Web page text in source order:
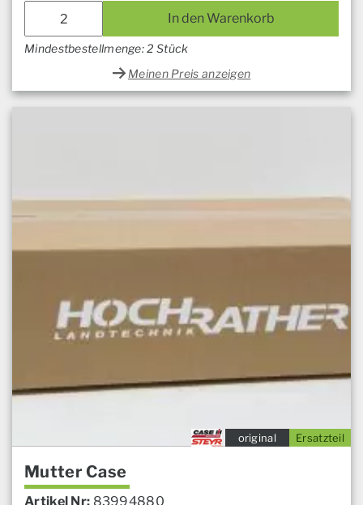
In den Warenkorb
Mindestbestellmenge: 2 Stück
Meinen Preis anzeigen
Ersatzteil
original
Mutter Case
Artikel Nr: 83994880